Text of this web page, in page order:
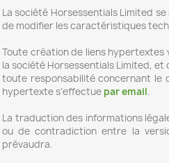
La société Horsessentials Limited
de modifier les caractéristiques
Toute création de liens
la société Horsessentials Limited,
toute responsabilité concernant le
hypertexte s’effectue par email.
La traduction des informations
ou de contradiction entre la
prévaudra.